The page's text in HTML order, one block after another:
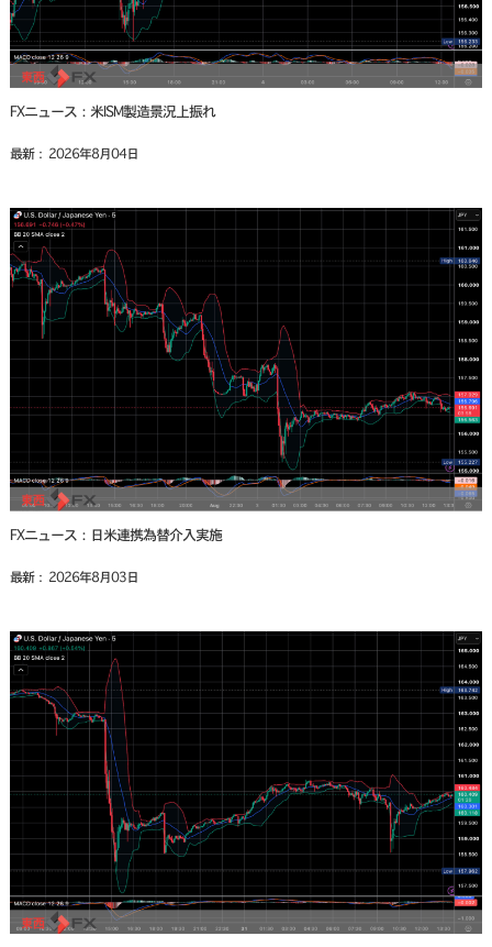
FXニュース：米ISM製造景況上振れ
最新： 2026年8月04日
FXニュース：日米連携為替介入実施
最新： 2026年8月03日